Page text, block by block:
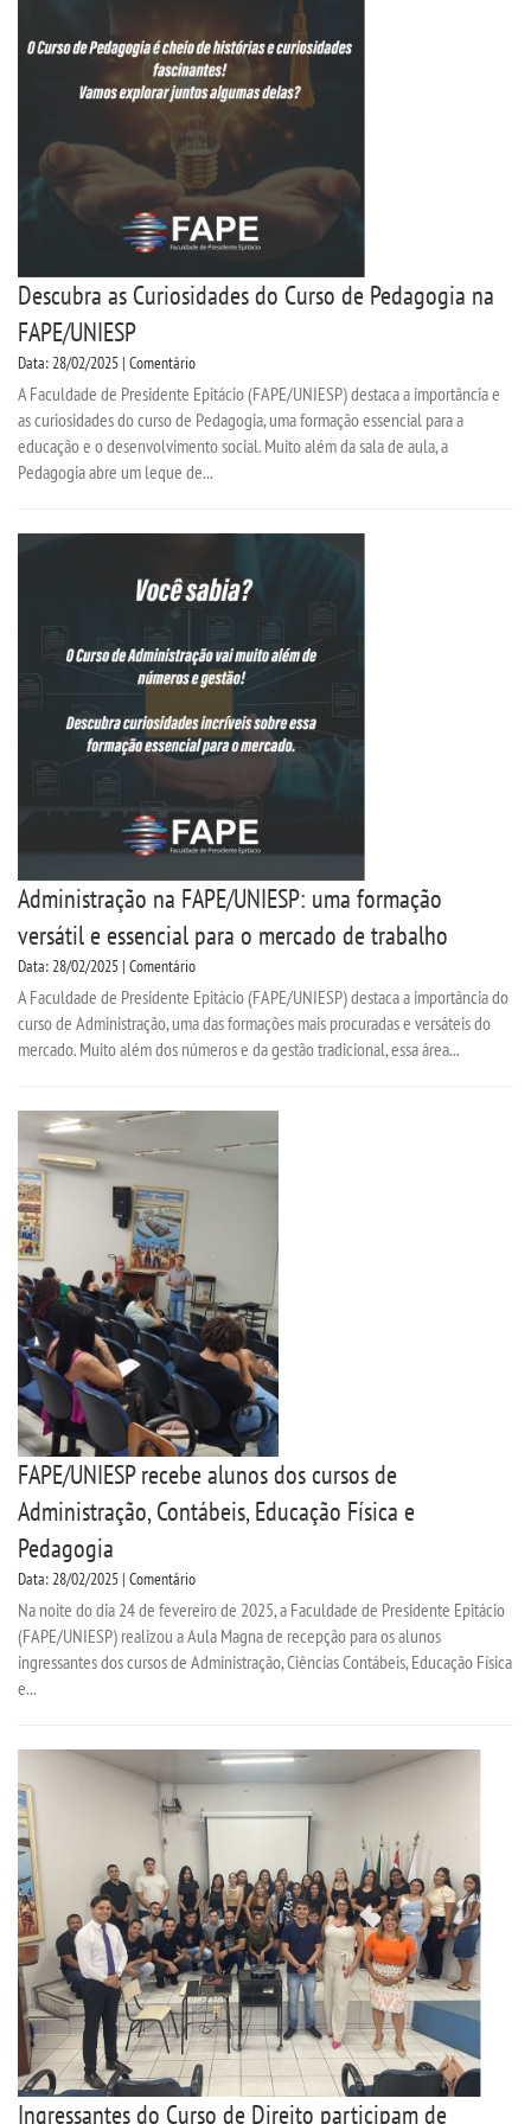
SEGUNDA GRADUAÇÃO
EDITAL
EDITAL - ADENDO 1
PUBLICAÇÕES
DESTAQUES
UNIESP NEWS
CERTIFICADOS
PORTARIAS
RESOLUÇÕES CONSU
WEBMAIL
PORTAL DE ALUNOS
PORTAL DE PROFESSORES/ACADÊMICO
UNIESP
CONTATO
IMPRENSA
TRABALHE CONOSCO
OUVIDORIA
Descubra as Curiosidades do Curso de Pedagogia na
FAPE/UNIESP
Data: 28/02/2025 | Comentário
A Faculdade de Presidente Epitácio (FAPE/UNIESP) destaca a importância e
as curiosidades do curso de Pedagogia, uma formação essencial para a
educação e o desenvolvimento social. Muito além da sala de aula, a
Pedagogia abre um leque de...
Administração na FAPE/UNIESP: uma formação
versátil e essencial para o mercado de trabalho
Data: 28/02/2025 | Comentário
A Faculdade de Presidente Epitácio (FAPE/UNIESP) destaca a importância do
curso de Administração, uma das formações mais procuradas e versáteis do
mercado. Muito além dos números e da gestão tradicional, essa área...
FAPE/UNIESP recebe alunos dos cursos de
Administração, Contábeis, Educação Física e
Pedagogia
Data: 28/02/2025 | Comentário
Na noite do dia 24 de fevereiro de 2025, a Faculdade de Presidente Epitácio
(FAPE/UNIESP) realizou a Aula Magna de recepção para os alunos
ingressantes dos cursos de Administração, Ciências Contábeis, Educação Física
e...
Ingressantes do Curso de Direito participam de